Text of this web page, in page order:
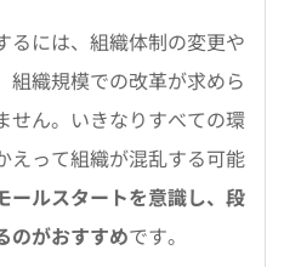
るには、組織体制の変更や
組織規模での改革が求めら
せん。いきなりすべての環
えって組織が混乱する可能
ールスタートを意識し、段
のがおすすめです。